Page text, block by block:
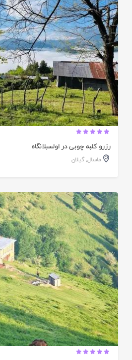
رزرو کلبه چوبی در اولسبلانگاه
ماسال,گیلان